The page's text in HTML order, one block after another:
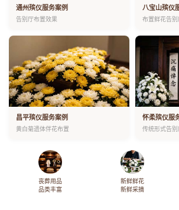
通州殡仪服务案例
告别厅布置效果
八宝山殡仪
布置鲜花告
昌平殡仪服务案例
黄白菊遗体伴花布置
怀柔殡仪服
传统形式告别
丧葬用品
品类丰富
新鲜鲜花
新鲜采摘